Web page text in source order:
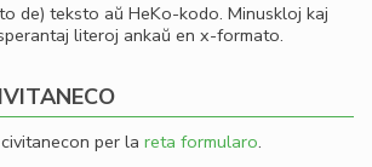
de) teksto aŭ HeKo-kodo. Minuskloj kaj
literoj ankaŭ en x-formato.
per la reta formularo.